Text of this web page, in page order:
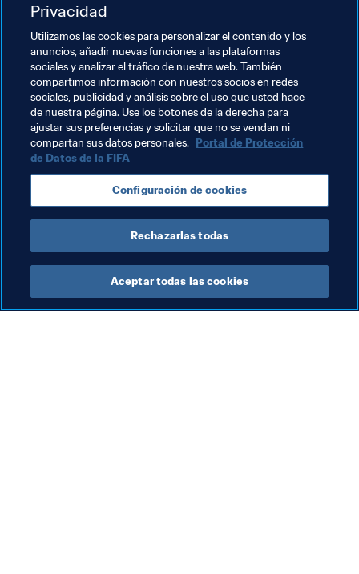
Sede: Doha, Catar
Temas relacionados
Organización Organización
United Arab Emirates AFC New Zealand
OFC Egypt CAF México Concacaf
CONMEBOL
Privacidad
Utilizamos las cookies para personalizar el contenido y los
anuncios, añadir nuevas funciones a las plataformas
sociales y analizar el tráfico de nuestra web. También
compartimos información con nuestros socios en redes
sociales, publicidad y análisis sobre el uso que usted hace
de nuestra página. Use los botones de la derecha para
ajustar sus preferencias y solicitar que no se vendan ni
compartan sus datos personales. Portal de Protección
de Datos de la FIFA
Configuración de cookies
Rechazarlas todas
Aceptar todas las cookies